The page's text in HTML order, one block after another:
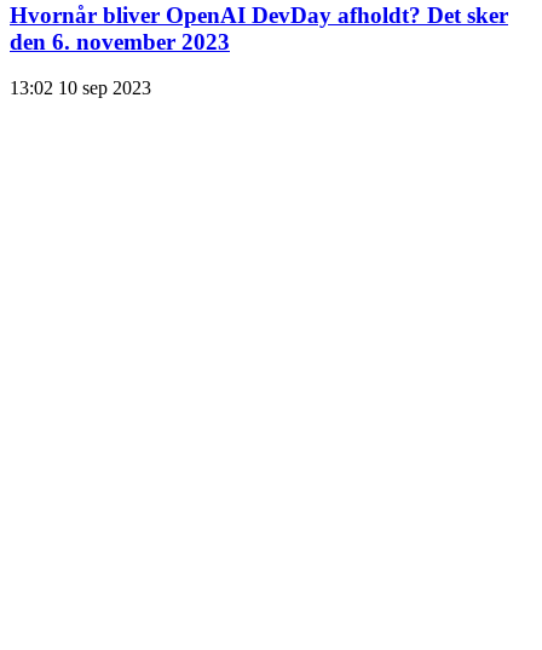
Hvornår bliver OpenAI DevDay afholdt? Det sker
den 6. november 2023
13:02 10 sep 2023